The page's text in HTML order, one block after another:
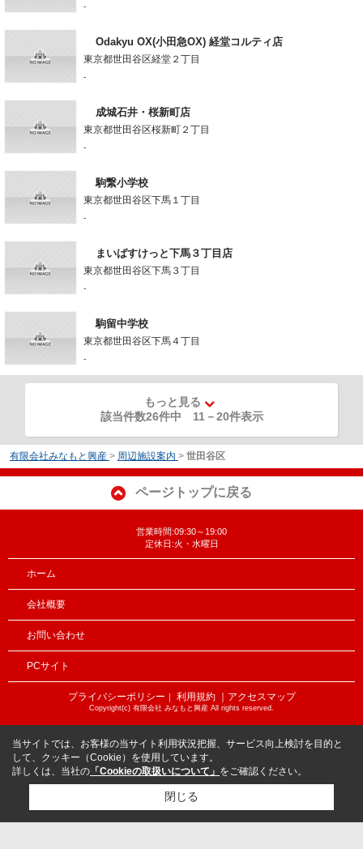
-
Odakyu OX(小田急OX) 経堂コルティ店
東京都世田谷区経堂２丁目
-
成城石井・桜新町店
東京都世田谷区桜新町２丁目
-
駒繋小学校
東京都世田谷区下馬１丁目
-
まいばすけっと下馬３丁目店
東京都世田谷区下馬３丁目
-
駒留中学校
東京都世田谷区下馬４丁目
-
もっと見る
該当件数26件中 11 －20件表示
有限会社みなもと興産 > 周辺施設案内 > 世田谷区
ページトップに戻る
営業時間:09:30～19:00
定休日:火・水曜日
ホーム
会社概要
お問い合わせ
PCサイト
プライバシーポリシー ｜ 利用規約 ｜アクセスマップ
Copyright(c) 有限会社 みなもと興産 All rights reserved.
当サイトでは、お客様の当サイト利用状況把握、サービス向上検討を目的と
して、クッキー（Cookie）を使用しています。
詳しくは、当社の 「Cookieの取扱いについて」 をご確認ください。
閉じる